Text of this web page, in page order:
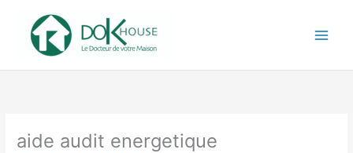
contenu
aide audit energetique